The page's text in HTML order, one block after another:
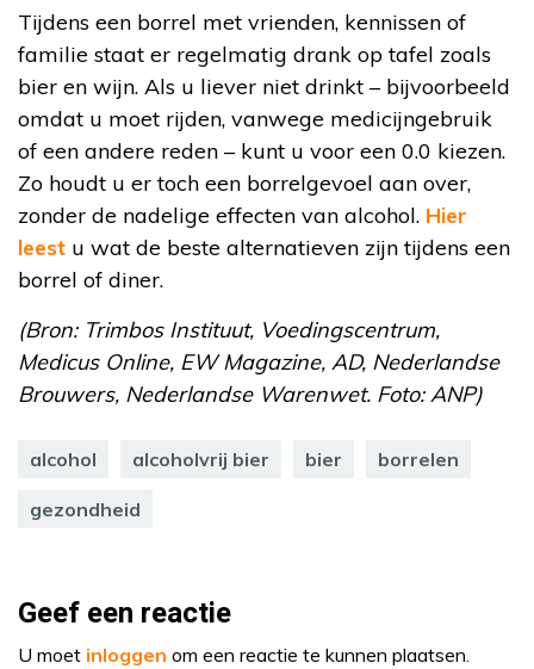
Tijdens een borrel met vrienden, kennissen of
familie staat er regelmatig drank op tafel zoals
bier en wijn. Als u liever niet drinkt – bijvoorbeeld
omdat u moet rijden, vanwege medicijngebruik
of een andere reden – kunt u voor een 0.0 kiezen.
Zo houdt u er toch een borrelgevoel aan over,
zonder de nadelige effecten van alcohol. Hier
leest u wat de beste alternatieven zijn tijdens een
borrel of diner.
(Bron: Trimbos Instituut, Voedingscentrum,
Medicus Online, EW Magazine, AD, Nederlandse
Brouwers, Nederlandse Warenwet. Foto: ANP)
alcohol alcoholvrij bier bier borrelen
gezondheid
Geef een reactie
U moet inloggen om een reactie te kunnen plaatsen.